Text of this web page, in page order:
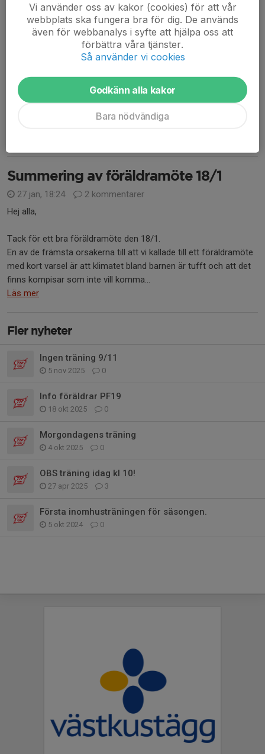
Utomhussäsong!
14 apr, 17:55
0 kommentarer
Våren närmar sig och planerna på Tuvasvallen är äntligen redo
att beträdas. Från och med onsdag 15/4 är det tillåtet med
Vår första träning kommer bli nu på söndag den 19/4.
Summering av föräldramöte 18/1
27 jan, 18:24
2 kommentarer
Hej alla,
Tack för ett bra föräldramöte den 18/1.
En av de främsta orsakerna till att vi kallade till ett föräldramöte
med kort varsel är att klimatet bland barnen är tufft och att det
finns kompisar som inte vill komma...
Läs mer
Fler nyheter
Ingen träning 9/11
5 nov 2025 0
Info föräldrar PF19
18 okt 2025 0
Morgondagens träning
4 okt 2025 0
OBS träning idag kl 10!
27 apr 2025 3
Första inomhusträningen för säsongen.
5 okt 2024 0
Vi använder oss av kakor (cookies) för att vår
webbplats ska fungera bra för dig. De används
även för webbanalys i syfte att hjälpa oss att
förbättra våra tjänster.
Så använder vi cookies
Godkänn alla kakor
Bara nödvändiga